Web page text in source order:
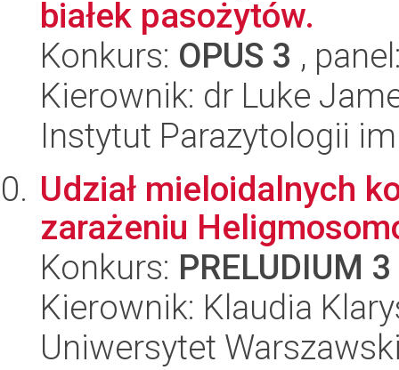
białek pasożytów.
Konkurs: OPUS 3 ,
Kierownik: dr Luke
Instytut Parazytologii
Udział mieloidalnych
zarażeniu
Konkurs: PRELUDIUM 3
Kierownik: Klaudia
Uniwersytet